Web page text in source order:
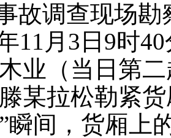
故调查现场勘
11月3日9时
业（当日第
某拉松勒紧‌
瞬间，‌货厢上